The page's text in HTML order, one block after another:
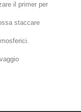
il primer per
staccare